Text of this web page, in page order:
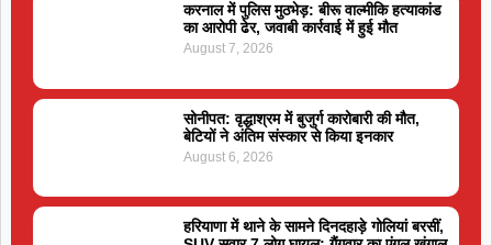
करनाल में पुलिस मुठभेड़: बीरू वाल्मीकि हत्याकांड
का आरोपी ढेर, जवाबी कार्रवाई में हुई मौत
August 7, 2026
सोनीपत: वृद्धाश्रम में बुजुर्ग कारोबारी की मौत,
बेटियों ने अंतिम संस्कार से किया इनकार
August 6, 2026
हरियाणा में थाने के सामने दिनदहाड़े गोलियां बरसीं,